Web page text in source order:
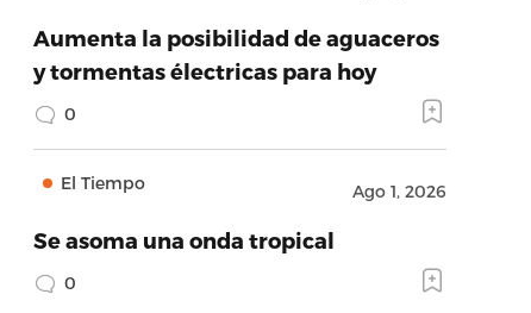
Aumenta la posibilidad de aguaceros
y tormentas électricas para hoy
0
El Tiempo Ago 1, 2026
Se asoma una onda tropical
0